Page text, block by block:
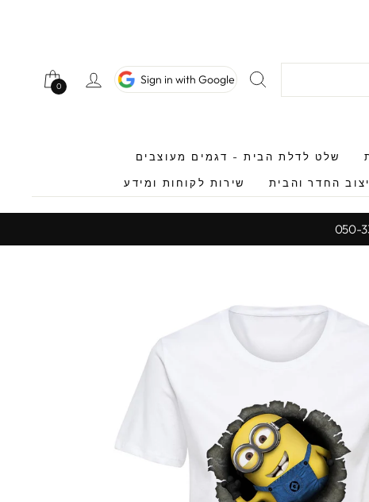
חיפוש
Sign in with Google כניסה
0
0
שלט לדלת הבית - דגמים מעוצבים
החדר והבית שירות לקוחות ומידע